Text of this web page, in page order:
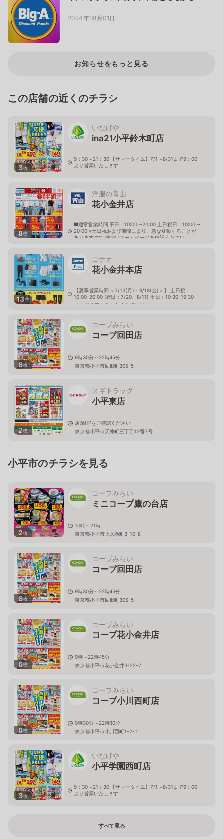
2024年08月01日
お知らせをもっと見る
この店舗の近くのチラシ
3枚
いなげや
ina21小平鈴木町店
9：30～21：30 【サマータイム】7/1～8/31まで9：00
より営業いたします
東京都小平市鈴木町1-464-4
8枚
洋服の青山
花小金井店
■通常営業時間 平日：10:00〜20:00 土日祝日：10:00〜
20:00 ※土日祝および期間により、急な変動することが
ありますので 詳細はホームページを確認ください
13枚
コナカ
花小金井本店
【夏季営業時間 ＜7/13(月)～9/18(金)＞】 土日祝：
10:00-20:00 (祝日：7/20、8/11) 平日：10:30-19:30
東京都小平市花小金井南町1-16-1
6枚
コープみらい
コープ回田店
9時30分～22時45分
東京都小平市回田町305-5
2枚
スギドラッグ
小平東店
店舗HPをご確認ください
東京都小平市天神町三丁目12番7号
小平市のチラシを見る
2枚
コープみらい
ミニコープ鷹の台店
10時～21時
東京都小平市上水新町3-10-8
6枚
コープみらい
コープ回田店
9時30分～22時45分
東京都小平市回田町305-5
6枚
コープみらい
コープ花小金井店
9時～22時45分
東京都小平市花小金井3-22-2
6枚
コープみらい
コープ小川西町店
9時30分～22時30分
東京都小平市小川西町1-2-1
3枚
いなげや
小平学園西町店
9：30～21：30 【サマータイム】7/1～8/31まで9：00
より営業いたします
東京都小平市学園西町3－30－18
すべて見る